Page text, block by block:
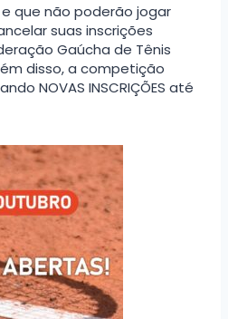
que não poderão jogar
suas inscrições
Gaúcha de Tênis
disso, a competição
NOVAS INSCRIÇÕES até